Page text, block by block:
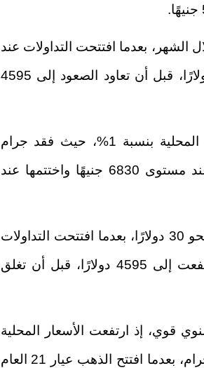
تراجعت الأوقية بنحو 77 دولارًا خلال الشهر، بعدما افتتحت التداولات عند
4617 دولارًا، وهبطت إلى أدنى مستوياتها عند 4366 دولارًا، قبل أن تعاود الصعود إلى 4595
وخلال الأسبوع الأخير من مايو، تراجعت أسعار الذهب المحلية بنسبة 1%، حيث فقد جرام
الذهب عيار 21 نحو 65 جنيهًا، بعدما افتتح التعاملات عند مستوى 6830 جنيهًا واختتمها عند
في المقابل، حققت الأوقية العالمية مكاسب أسبوعية بنحو 30 دولارًا، بعدما افتتحت التداولات
عند 4510 دولارات، وتراجعت إلى 4366 دولارًا، ثم ارتفعت إلى 4595 دولارًا، قبل أن تغلق
قوي، إذ ارتفعت الأسعار المحلية
بنحو 16% منذ بداية عام 2026، بما يعادل 935 جنيهًا للجرام، بعدما افتتح الذهب عيار 21 العام
«عاصم الجزار» و«محمد عصام» خارج